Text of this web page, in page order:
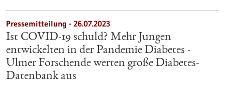
Pressemitteilung - 26.07.2023
Ist COVID-19 schuld? Mehr Jungen
entwickelten in der Pandemie Diabetes -
Ulmer Forschende werten große Diabetes-
Datenbank aus